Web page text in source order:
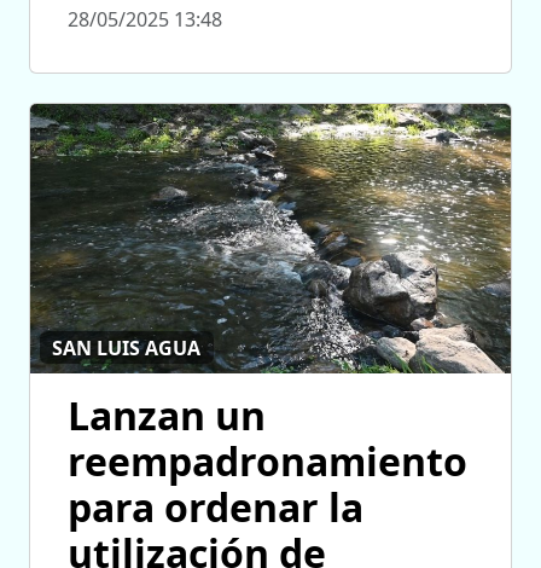
28/05/2025 13:48
SAN LUIS AGUA
Lanzan un
reempadronamiento
para ordenar la
utilización de